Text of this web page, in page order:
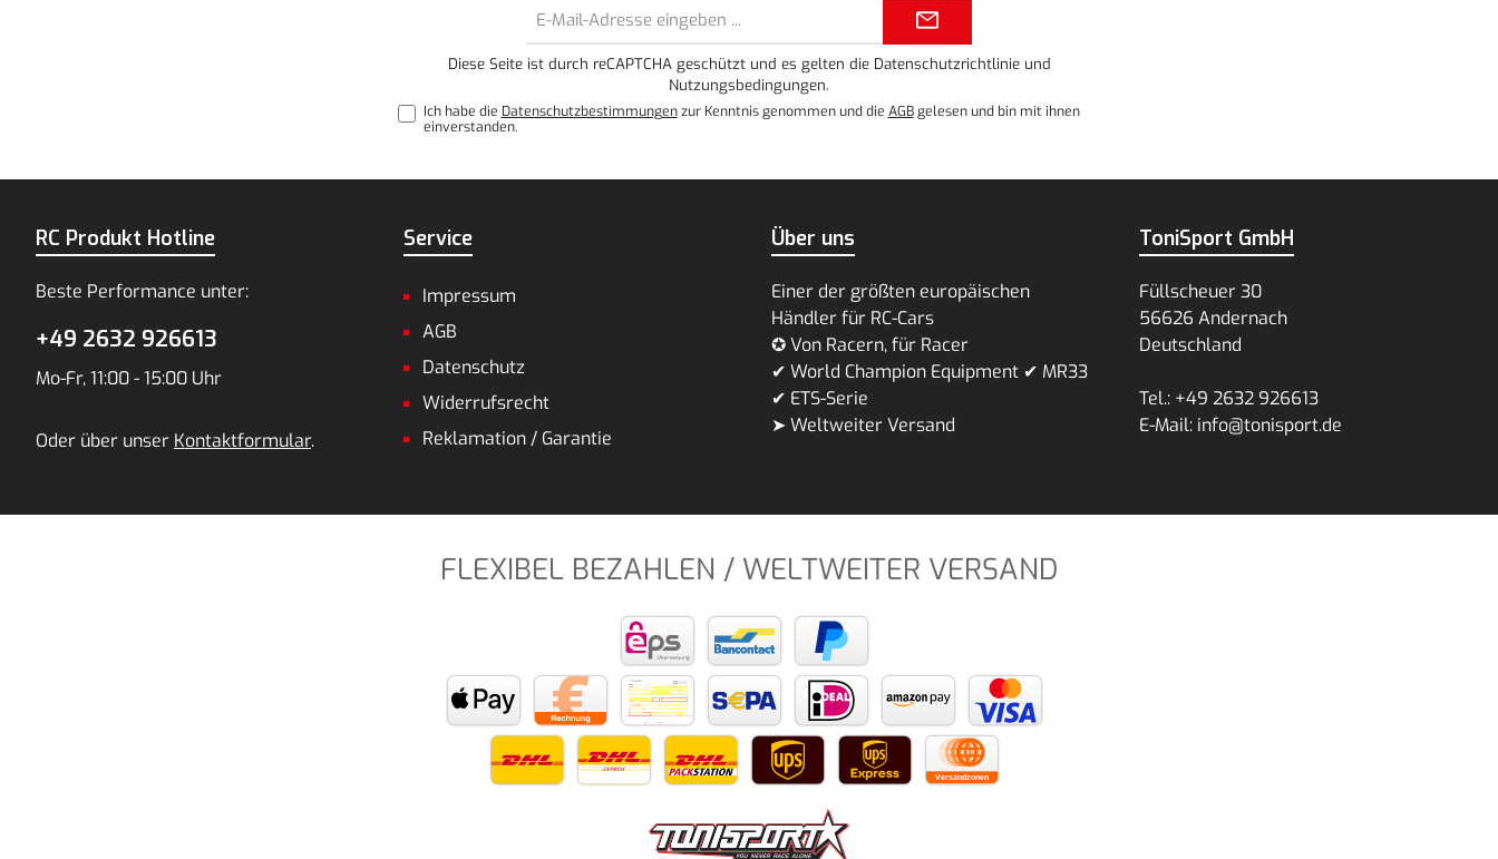
Mail-
Diese Seite ist durch reCAPTCHA geschützt und es gelten die Datenschutzrichtlinieund
Nutzungsbedingungen.
Ich habe die Datenschutzbestimmungenzur Kenntnis genommen und die AGBgelesen und bin mit ihnen
einverstanden.
RC Produkt Hotline
Beste Performance unter:
+49 2632 926613
Mo-Fr, 11:00 - 15:00 Uhr
Oder über unser Kontaktformular.
Service
Impressum
AGB
Datenschutz
Widerrufsrecht
Reklamation / Garantie
Über uns
Einer der größten europäischen
Händler für RC-Cars
✪ Von Racern, für Racer
✔ World Champion Equipment ✔ MR33
✔ ETS-Serie
➤ Weltweiter Versand
ToniSport GmbH
Füllscheuer 30
56626 Andernach
Deutschland
Tel.: +49 2632 926613
E-Mail: info@tonisport.de
FLEXIBEL BEZAHLEN / WELTWEITER VERSAND